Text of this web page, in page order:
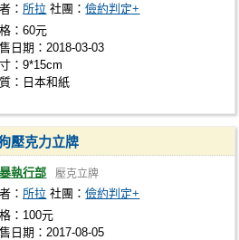
：所拉 社團：儉約判定+
：60元
日期：2018-03-03
：9*15cm
：日本和紙
壓克力立牌
執行部 壓克立牌
：所拉 社團：儉約判定+
：100元
日期：2017-08-05